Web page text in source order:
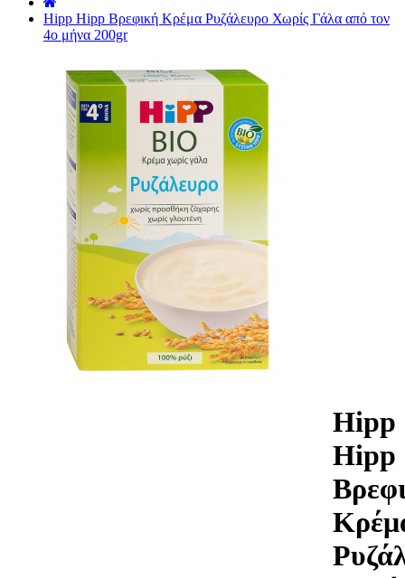
Hipp Hipp Βρεφική Κρέμα Ρυζάλευρο Χωρίς Γάλα από τον
4ο μήνα 200gr
Hipp
Hipp